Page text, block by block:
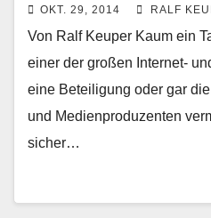
OKT. 29, 2014 RALF
Von Ralf Keuper Kaum ein
einer der großen Internet-
eine Beteiligung oder gar
und Medienproduzenten
sicher…